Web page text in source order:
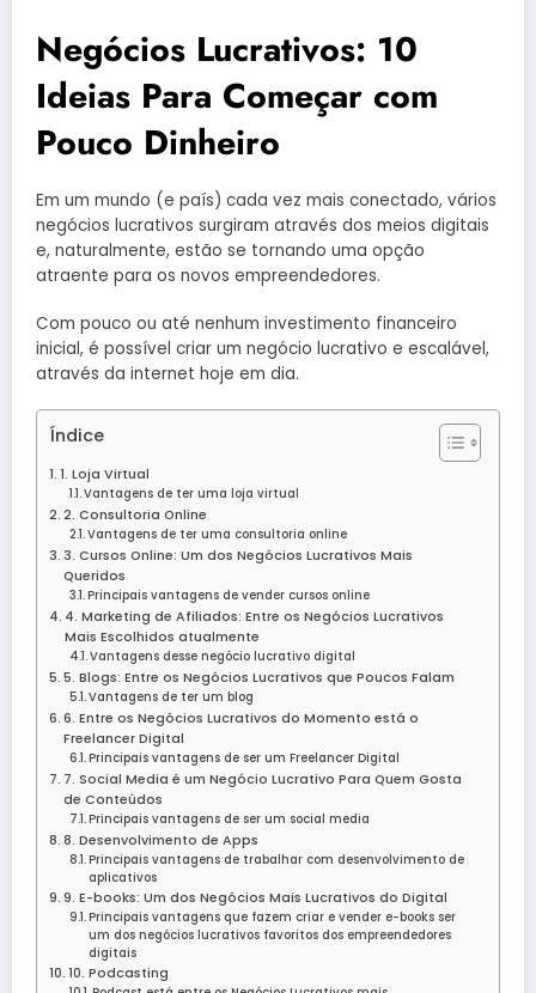
Negócios Lucrativos: 10
Ideias Para Começar com
Pouco Dinheiro
Em um mundo (e país) cada vez mais conectado, vários
negócios lucrativos surgiram através dos meios digitais
e, naturalmente, estão se tornando uma opção
atraente para os novos empreendedores.
Com pouco ou até nenhum investimento financeiro
inicial, é possível criar um negócio lucrativo e escalável,
através da internet hoje em dia.
Índice
1. Loja Virtual
Vantagens de ter uma loja virtual
2. Consultoria Online
Vantagens de ter uma consultoria online
3. Cursos Online: Um dos Negócios Lucrativos Mais
Queridos
Principais vantagens de vender cursos online
4. Marketing de Afiliados: Entre os Negócios Lucrativos
Mais Escolhidos atualmente
Vantagens desse negócio lucrativo digital
5. Blogs: Entre os Negócios Lucrativos que Poucos Falam
Vantagens de ter um blog
6. Entre os Negócios Lucrativos do Momento está o
Freelancer Digital
Principais vantagens de ser um Freelancer Digital
7. Social Media é um Negócio Lucrativo Para Quem Gosta
de Conteúdos
Principais vantagens de ser um social media
8. Desenvolvimento de Apps
Principais vantagens de trabalhar com desenvolvimento de
aplicativos
9. E-books: Um dos Negócios Mais Lucrativos do Digital
Principais vantagens que fazem criar e vender e-books ser
um dos negócios lucrativos favoritos dos empreendedores
digitais
10. Podcasting